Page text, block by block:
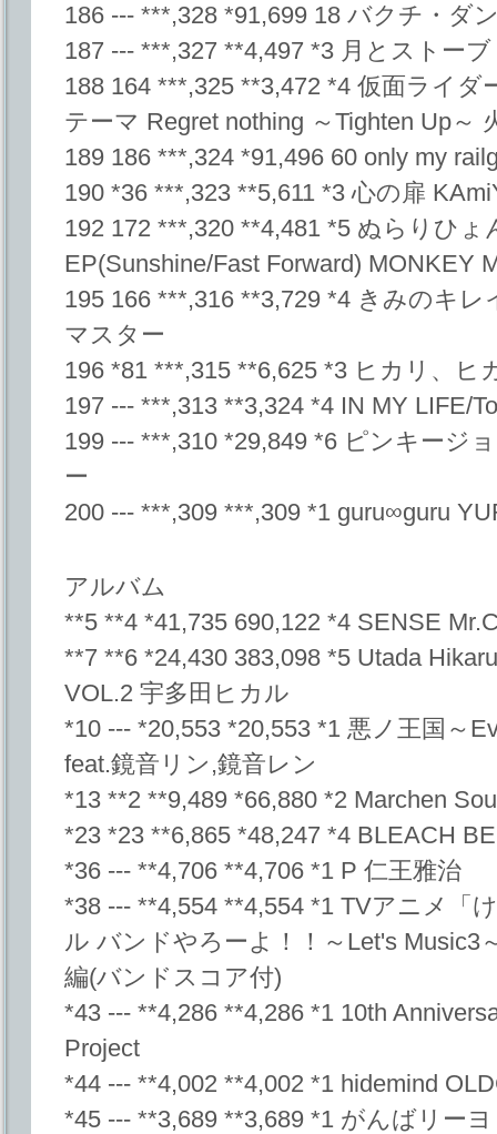
186 --- ***,328 *91,699 18 バクチ・ダ
187 --- ***,327 **4,497 *3 月とストー
188 164 ***,325 **3,472 *4 仮面ライ
テーマ Regret nothing ～Tighten Up～
189 186 ***,324 *91,496 60 only my
190 *36 ***,323 **5,611 *3 心の扉
192 172 ***,320 **4,481 *5 ぬらりひ
EP(Sunshine/Fast Forward) MONKEY
195 166 ***,316 **3,729 *4 きみのキ
マスター
196 *81 ***,315 **6,625 *3 ヒカリ、ヒ
197 --- ***,313 **3,324 *4 IN MY LIFE/
199 --- ***,310 *29,849 *6 ピンキージ
ー
200 --- ***,309 ***,309 *1 guru∞guru
アルバム
**5 **4 *41,735 690,122 *4 SENSE
**7 **6 *24,430 383,098 *5 Utada
VOL.2 宇多田ヒカル
*10 --- *20,553 *20,553 *1 悪ノ王国～
feat.鏡音リン,鏡音レン
*13 **2 **9,489 *66,880 *2 Marchen
*23 *23 **6,865 *48,247 *4 BLEACH
*36 --- **4,706 **4,706 *1 P 仁王雅治
*38 --- **4,554 **4,554 *1 TVアニメ「
ル バンドやろーよ！！～Let's Music3
編(バンドスコア付)
*43 --- **4,286 **4,286 *1 10th
Project
*44 --- **4,002 **4,002 *1 hidemind
*45 --- **3,689 **3,689 *1 がんばリー